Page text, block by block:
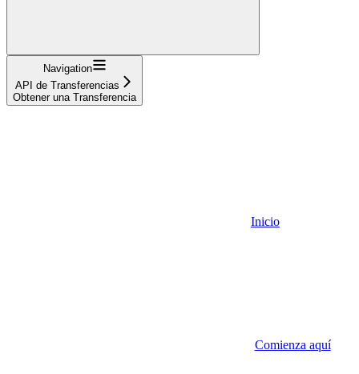
Navigation
API de Transferencias
Obtener una Transferencia
Inicio
Comienza aquí